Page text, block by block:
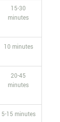
15-30
minutes
10 minutes
20-45
minutes
5-15 minutes